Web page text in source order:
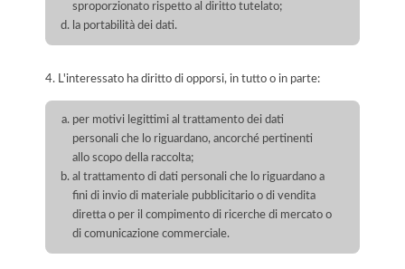
sproporzionato rispetto al diritto tutelato;
la portabilità dei dati.
4. L'interessato ha diritto di opporsi, in tutto o in parte:
per motivi legittimi al trattamento dei dati
personali che lo riguardano, ancorché pertinenti
allo scopo della raccolta;
al trattamento di dati personali che lo riguardano a
fini di invio di materiale pubblicitario o di vendita
diretta o per il compimento di ricerche di mercato o
di comunicazione commerciale.